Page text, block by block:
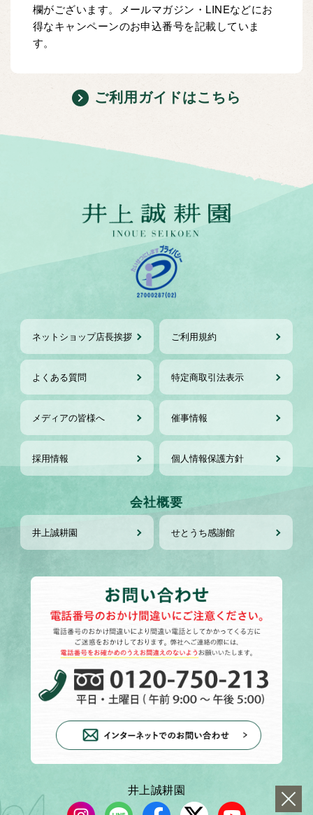
欄がございます。メールマガジン・LINEなどにお
得なキャンペーンのお申込番号を記載していま
す。
ご利用ガイドはこちら
ネットショップ店長挨拶 ご利用規約
よくある質問 特定商取引法表示
メディアの皆様へ 催事情報
採用情報 個人情報保護方針
会社概要
井上誠耕園 せとうち感謝館
井上誠耕園